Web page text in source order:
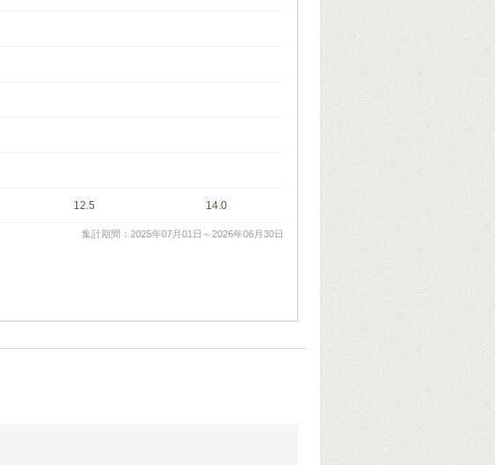
12.5 14.0
集計期間：2025年07月01日～2026年06月30日